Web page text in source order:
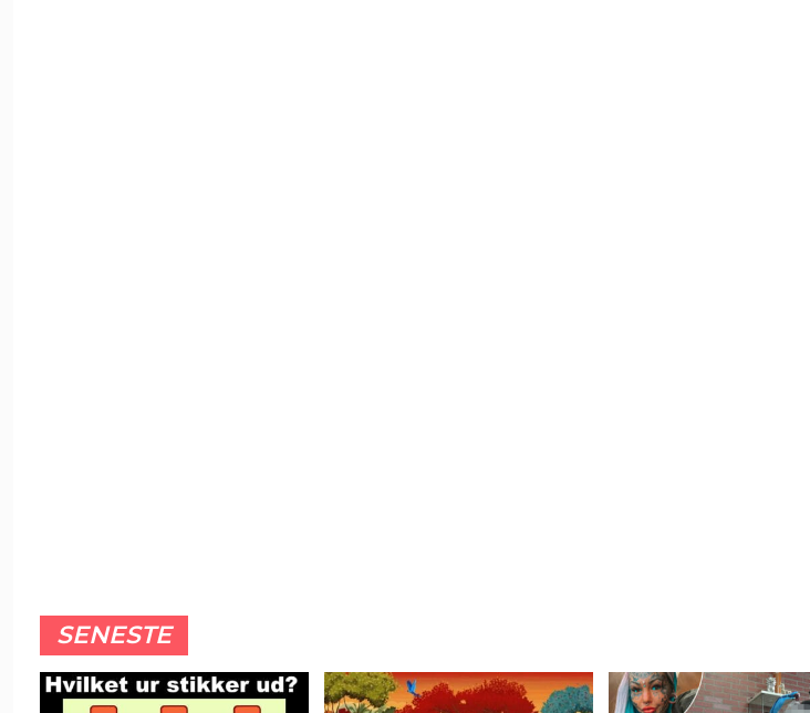
SENESTE